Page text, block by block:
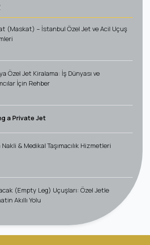
(Maskat) – İstanbul Özel Jet ve Acil Uçuş
Özel Jet Kiralama: İş Dünyası ve
İçin Rehber
a Private Jet
& Medikal Taşımacılık Hizmetleri
(Empty Leg) Uçuşları: Özel Jetle
Akıllı Yolu